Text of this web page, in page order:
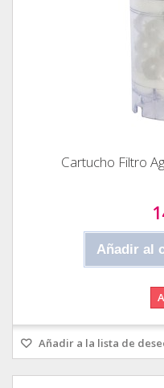
Cartucho Filtro
Añadir al
Añadir a la lista de